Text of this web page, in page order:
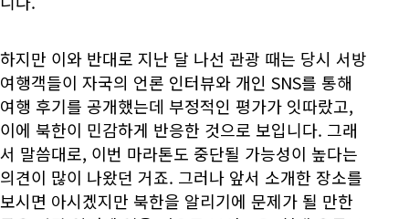
하지만 이와 반대로 지난 달 나선 관광 때는 당시 서방
여행객들이 자국의 언론 인터뷰와 개인 SNS를 통해
여행 후기를 공개했는데 부정적인 평가가 잇따랐고,
이에 북한이 민감하게 반응한 것으로 보입니다. 그래
서 말씀대로, 이번 마라톤도 중단될 가능성이 높다는
의견이 많이 나왔던 거죠. 그러나 앞서 소개한 장소를
보시면 아시겠지만 북한을 알리기에 문제가 될 만한